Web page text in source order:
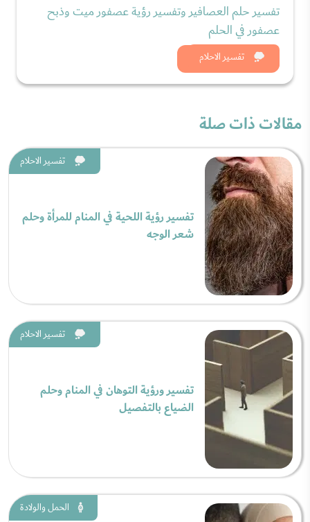
تفسير الاحلام
تفسير حلم العصافير وتفسير رؤية عصفور ميت وذبح
عصفور في الحلم
شاهد الان
مقالات ذات صلة
تفسير الاحلام
تفسير رؤية اللحية في المنام للمرأة وحلم
شعر الوجه
تفسير الاحلام
تفسير ورؤية التوهان في المنام وحلم
الضياع بالتفصيل
الحمل والولادة